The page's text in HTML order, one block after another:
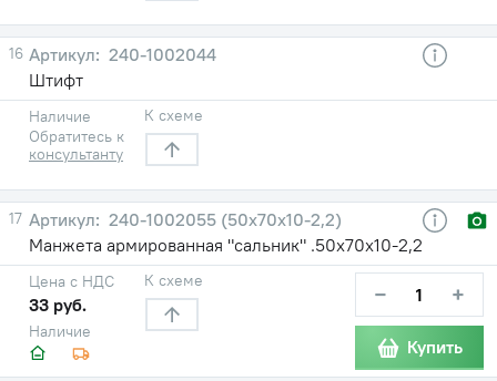
16
240-1002044
Штифт
Наличие
Обратитесь к
консультанту
К схеме
17
240-1002055 (50х70х10-2,2)
Манжета армированная "сальник" .50х70х10-2,2
Наличие
Цена с НДС
33 руб.
К схеме − +
Купить